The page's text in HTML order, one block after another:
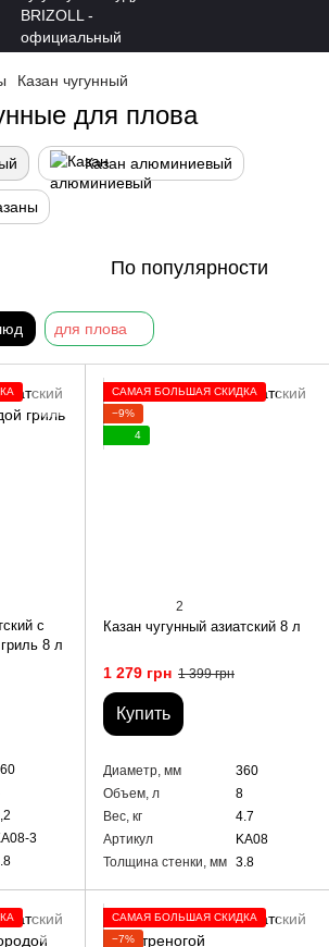
Казан чугунный
для плова
Казан алюминиевый
По популярности
для плова
с
8 л
3
САМАЯ БОЛЬШАЯ СКИДКА
−9%
4
2
Казан чугунный азиатский 8 л
1 279 грн 1 399 грн
Купить
Диаметр, мм
360
Объем, л
8
Вес, кг
4.7
Артикул
KA08
Толщина стенки, мм 3.8
САМАЯ БОЛЬШАЯ СКИДКА
−7%